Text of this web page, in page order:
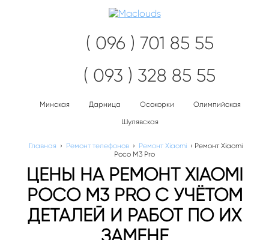
( 096 ) 701 85 55
( 093 ) 328 85 55
Минская Дарница Осокорки Олимпийская
Шулявская
Главная › Ремонт телефонов › Ремонт Xiaomi › Ремонт Xiaomi
Poco M3 Pro
ЦЕНЫ НА РЕМОНТ XIAOMI
POCO M3 PRO С УЧЁТОМ
ДЕТАЛЕЙ И РАБОТ ПО ИХ
ЗАМЕНЕ